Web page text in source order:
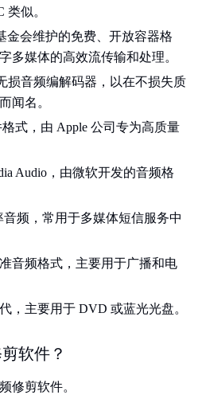
似。
金会维护的免费、开放容器格
多媒体的高效流传输和处理。
损音频编解码器，以在不损失质
闻名。
式，由 Apple 公司专为高质量
Audio，由微软开发的音频格
频，常用于多媒体短信服务中
音频格式，主要用于广播和电
，主要用于 DVD 或蓝光光盘。
软件？
修剪软件。